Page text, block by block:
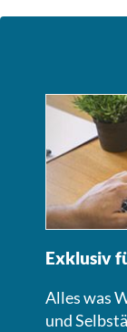
Exklusiv
Alles was
und